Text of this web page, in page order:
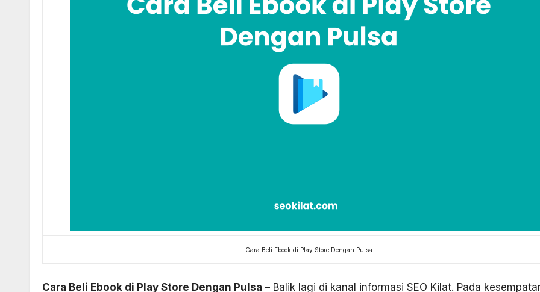
Cara Beli Ebook di Play Store Dengan Pulsa
Cara Beli Ebook di Play Store Dengan Pulsa – Balik lagi di kanal informasi SEO Kilat. Pada